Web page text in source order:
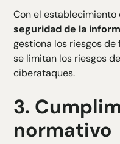
Con el
seguridad de la
gestiona los riesgos
se limitan los riesgos
ciberataques.
3.
normativo